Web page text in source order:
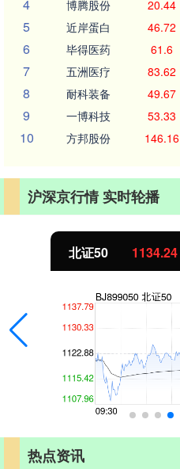
4 博腾股份 20.44
5 近岸蛋白 46.72
6 毕得医药 61.6
7 五洲医疗 83.62
8 耐科装备 49.67
9 一博科技 53.33
10 方邦股份 146.16
沪深京行情 实时轮播
北证50 1134.24
热点资讯